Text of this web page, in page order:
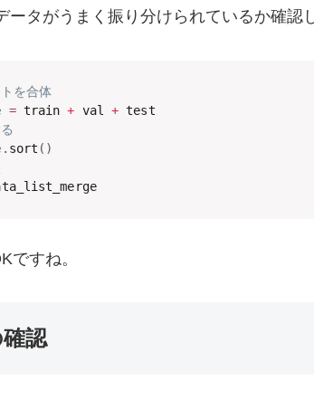
ータがうまく振り分けられているか確認
を合体
= train + val +
. sort ( )
ですね。
認